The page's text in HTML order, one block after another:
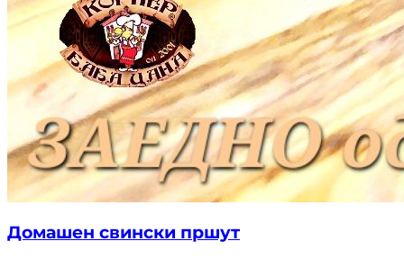
Домашен свински пршут